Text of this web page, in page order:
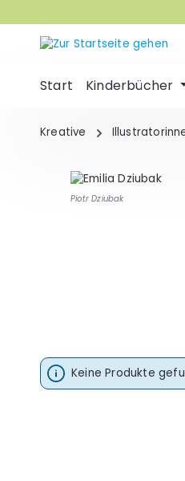
Start Kinderbücher
Kreative
Piotr Dziubak
Keine Produkte